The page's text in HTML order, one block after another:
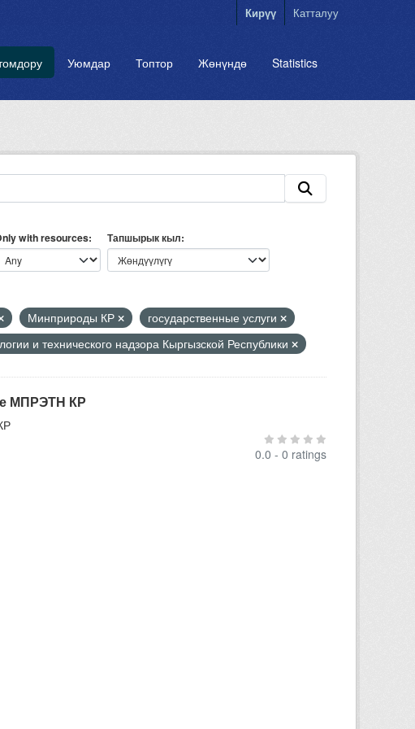
Кирүү Катталуу
Уюмдар Топтор Жөнүндө Statistics
with resources Тапшырык кыл
Минприроды КР
государственные услуги
и технического надзора Кыргызской Республики
МПРЭТН КР
0.0 - 0 ratings